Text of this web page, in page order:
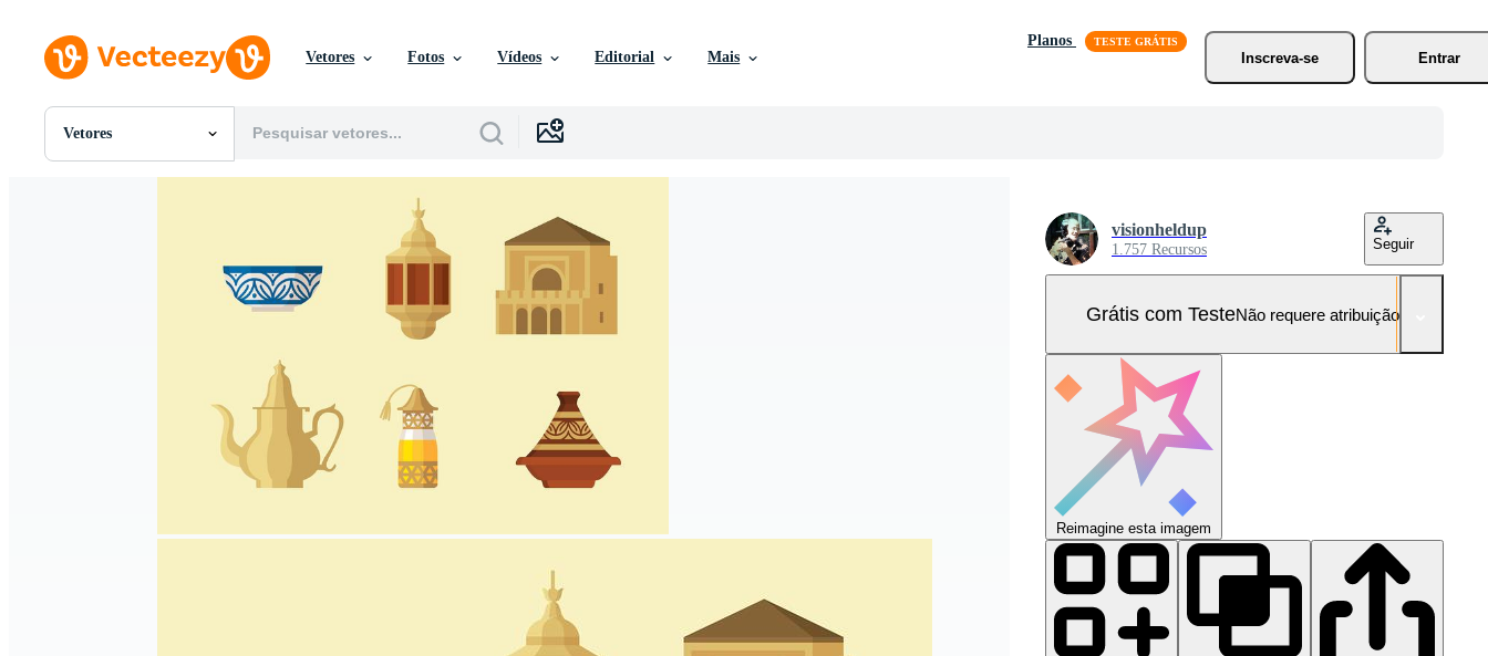
Vetores Fotos Vídeos Editorial Mais
Planos
Inscreva-se
Entrar
Vetores
Todas Imagens
visionheldup
1.757 Recursos Seguir
Grátis com TesteNão requere atribuição!
Reimagine esta imagem